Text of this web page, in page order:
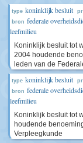
type koninklijk besluit
bron federale
leefmilieu
Koninklijk besluit tot
2004 houdende
leden van de
type koninklijk besluit
bron federale
leefmilieu
Koninklijk besluit tot
houdende
Verpleegkunde